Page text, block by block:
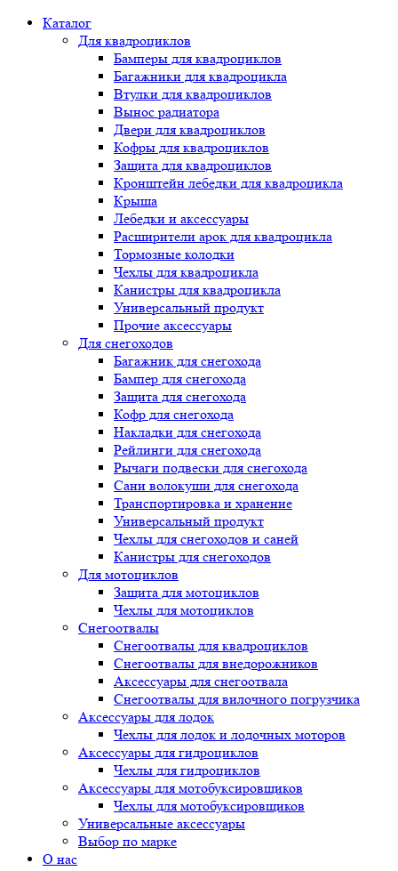
Каталог
Для квадроциклов
Бамперы для квадроциклов
Багажники для квадроцикла
Втулки для квадроциклов
Вынос радиатора
Двери для квадроциклов
Кофры для квадроциклов
Защита для квадроциклов
Кронштейн лебедки для квадроцикла
Крыша
Лебедки и аксессуары
Расширители арок для квадроцикла
Тормозные колодки
Чехлы для квадроцикла
Канистры для квадроцикла
Универсальный продукт
Прочие аксессуары
Для снегоходов
Багажник для снегохода
Бампер для снегохода
Защита для снегохода
Кофр для снегохода
Накладки для снегохода
Рейлинги для снегохода
Рычаги подвески для снегохода
Сани волокуши для снегохода
Транспортировка и хранение
Универсальный продукт
Чехлы для снегоходов и саней
Канистры для снегоходов
Для мотоциклов
Защита для мотоциклов
Чехлы для мотоциклов
Снегоотвалы
Снегоотвалы для квадроциклов
Снегоотвалы для внедорожников
Аксессуары для снегоотвала
Снегоотвалы для вилочного погрузчика
Аксессуары для лодок
Чехлы для лодок и лодочных моторов
Аксессуары для гидроциклов
Чехлы для гидроциклов
Аксессуары для мотобуксировщиков
Чехлы для мотобуксировщиков
Универсальные аксессуары
Выбор по марке
О нас